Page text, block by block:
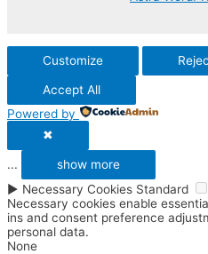
Customize
Accept All
Powered by
✖
...
show more
► Necessary Cookies Standard
Necessary cookies enable
ins and consent preference
personal data.
None